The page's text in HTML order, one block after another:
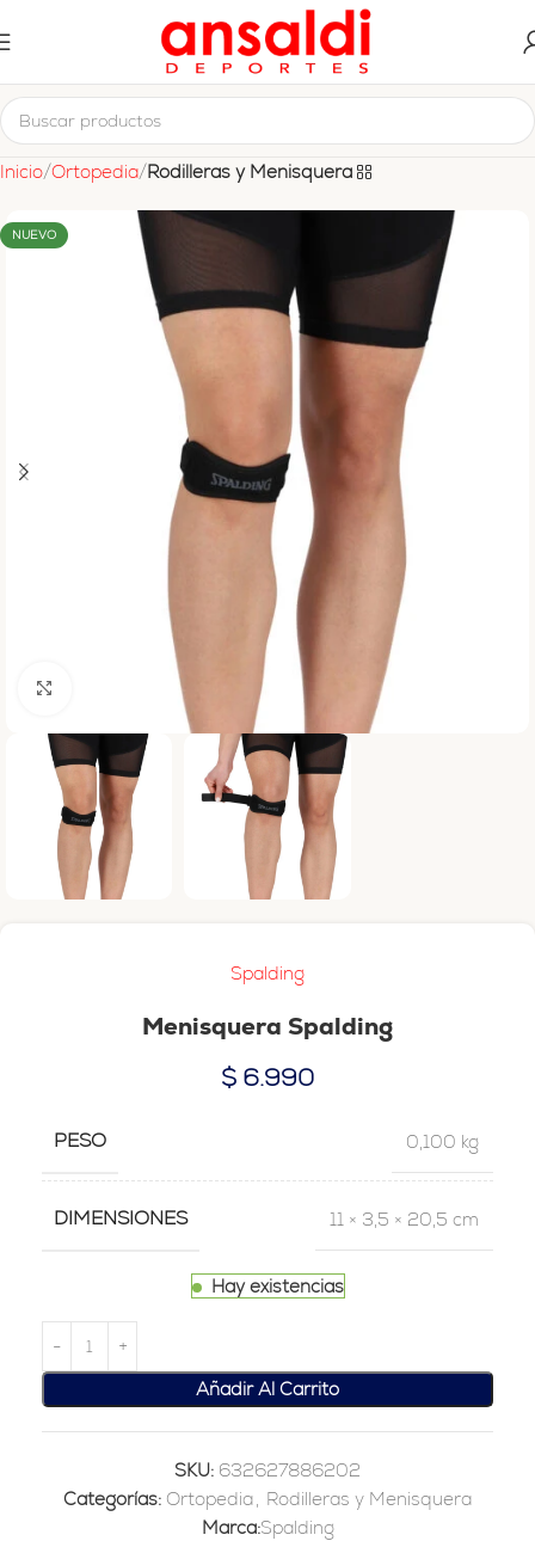
Inicio Ortopedia Rodilleras y Menisquera
NUEVO
Haga clic para ampliar
Spalding
Menisquera Spalding
$ 6.990
PESO 0,100 kg
DIMENSIONES 11 × 3,5 × 20,5 cm
Hay existencias
Añadir Al Carrito
SKU: 632627886202
Categorías: Ortopedia, Rodilleras y Menisquera
Marca:Spalding